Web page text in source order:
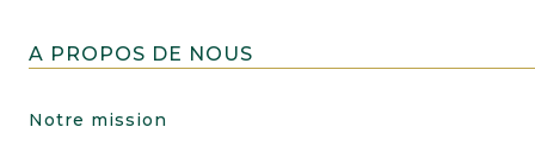
A PROPOS DE NOUS
Notre mission